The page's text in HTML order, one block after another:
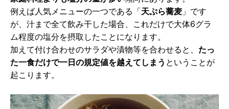
例えば人気メニューの一つである「天ぷら蕎麦 」です
が、汁まで全て飲み干した場合、これだけで大体6グラ
ム程度の塩分を摂取したことになります。
加えて付け合わせのサラダや漬物等を合わせると、 たっ
た一食だけで一日の規定値を越えてしまう ということが
起こります。